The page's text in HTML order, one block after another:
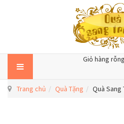
Giỏ hàng rỗng
Trang chủ Quà Tặng Quà Sang